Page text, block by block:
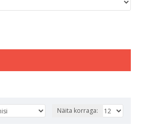
Näita korraga: